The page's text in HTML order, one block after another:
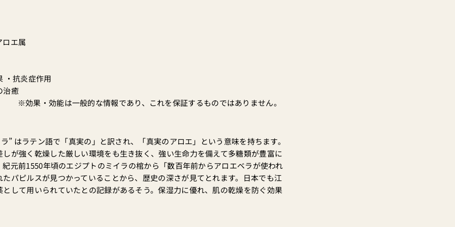
ロエ属
・抗炎症作用
治癒
※効果・効能は一般的な情報であり、これを保証するものではありません。
” はラテン語で「真実の」と訳され、「真実のアロエ」という意味を持ちます。
が強く乾燥した厳しい環境をも生き抜く、強い生命力を備えて多糖類が豊富に
元前1550年頃のエジプトのミイラの棺から「数百年前からアロエベラが使われ
パピルスが見つかっていることから、歴史の深さが見てとれます。日本でも江
して用いられていたとの記録があるそう。保湿力に優れ、肌の乾燥を防ぐ効果